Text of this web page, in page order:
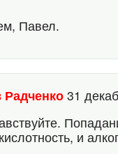
Павел.
Радченко31
и